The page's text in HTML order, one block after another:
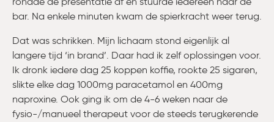
bar. Na enkele minuten kwam de spierkracht weer terug.
Dat was schrikken. Mijn lichaam stond eigenlijk al
langere tijd ‘in brand’. Daar had ik zelf oplossingen voor.
Ik dronk iedere dag 25 koppen koffie, rookte 25 sigaren,
slikte elke dag 1000mg paracetamol en 400mg
naproxine. Ook ging ik om de 4-6 weken naar de
fysio-/manueel therapeut voor de steeds terugkerende